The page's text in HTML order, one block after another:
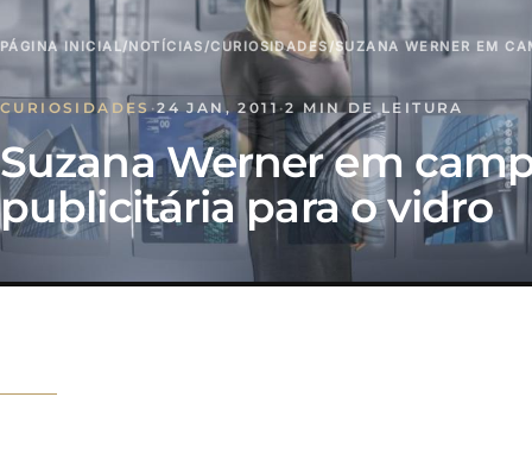
PÁGINA INICIAL/NOTÍCIAS/CURIOSIDADES/SUZANA WERNER EM
CURIOSIDADES·24 JAN, 2011·2 MIN DE LEITURA
Suzana Werner em
publicitária para o vidro